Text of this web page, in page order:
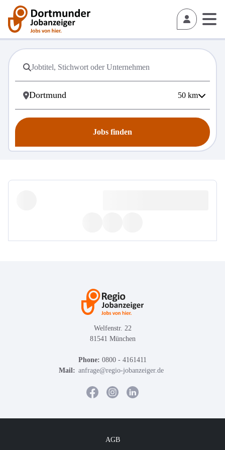
50 km
Jobs finden
Welfenstr. 22
81541 München
Phone: 0800 - 4161411
Mail: anfrage@regio-jobanzeiger.de
AGB